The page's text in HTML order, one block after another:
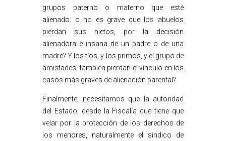
grupos paterno o materno que esté
alienado: o no es grave que los abuelos
pierdan sus nietos, por la decisión
alienadora e insana de un padre o de una
madre? Y los tíos, y los primos, y el grupo de
amistades, también pierdan el vínculo en los
casos más graves de alienación parental?
Finalmente, necesitamos que la autoridad
del Estado, desde la Fiscalía que tiene que
velar por la protección de los derechos de
los menores, naturalmente el síndico de